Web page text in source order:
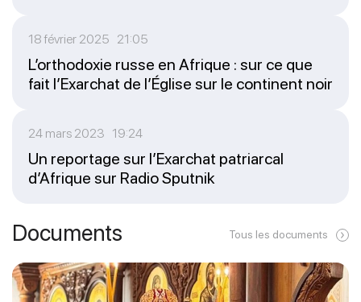
18 février 2025 21:05
L’orthodoxie russe en Afrique : sur ce que
fait l’Exarchat de l’Église sur le continent noir
24 mars 2023 19:24
Un reportage sur l’Exarchat patriarcal
d’Afrique sur Radio Sputnik
Documents Tous les documents